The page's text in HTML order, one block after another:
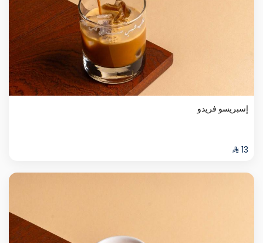
إسبريسو فريدو